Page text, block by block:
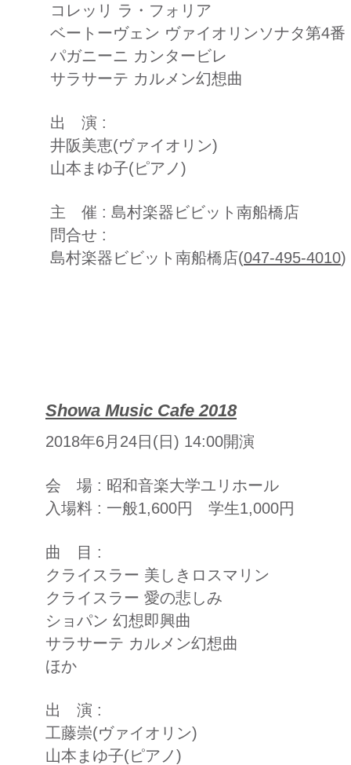
コレッリ ラ・フォリア
ベートーヴェン ヴァイオリンソナタ第4番
パガニーニ カンタービレ
サラサーテ カルメン幻想曲
​出 演 :
井阪美恵(ヴァイオリン)
山本まゆ子(ピアノ)
主 催 : 島村楽器ビビット南船橋店
問合せ :
島村楽器ビビット南船橋店(047-495-4010)
Showa Music Cafe 2018
2018年6月24日(日) 14:00開演
会 場 : 昭和音楽大学ユリホール
入場料 : 一般1,600円 学生1,000円
曲 目 :
クライスラー 美しきロスマリン
クライスラー 愛の悲しみ
ショパン 幻想即興曲
サラサーテ カルメン幻想曲
ほか
​出 演 :
工藤崇(ヴァイオリン)
山本まゆ子(ピアノ)